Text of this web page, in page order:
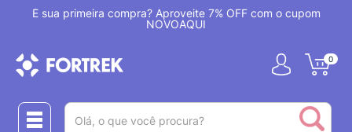
É sua primeira compra? Aproveite 7% OFF com o cupom
NOVOAQUI
0